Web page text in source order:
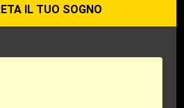
IL TUO SOGNO